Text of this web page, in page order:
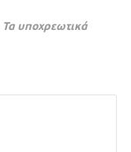
Τα υποχρεωτικά